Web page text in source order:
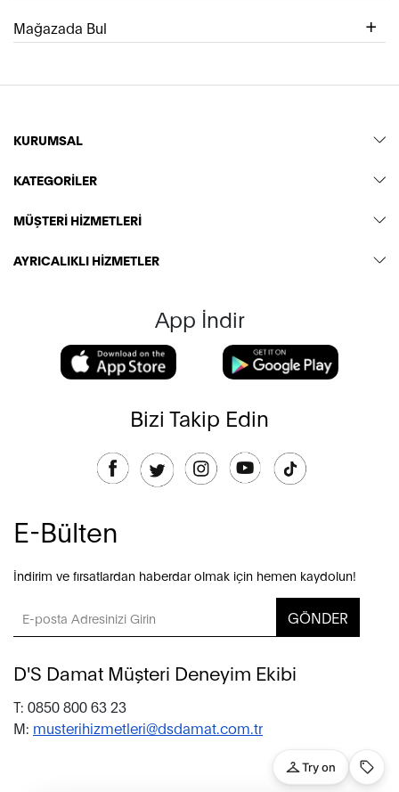
Mağazada Bul
KURUMSAL
KATEGORİLER
MÜŞTERİ HİZMETLERİ
AYRICALIKLI HİZMETLER
App İndir
Bizi Takip Edin
E-Bülten
İndirim ve fırsatlardan haberdar olmak için hemen kaydolun!
GÖNDER
D'S Damat Müşteri Deneyim Ekibi
T: 0850 800 63 23
M: musterihizmetleri@dsdamat.com.tr